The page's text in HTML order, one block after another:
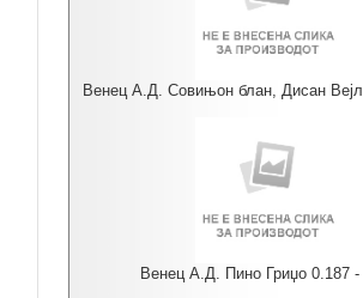
Венец А.Д. Совињон блан, Дисан
Венец А.Д. Пино Гриџо 0.187 -